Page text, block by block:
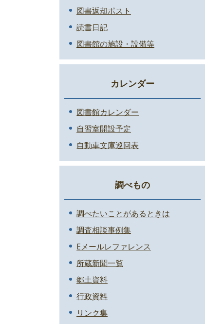
図書返却ポスト
読書日記
図書館の施設・設備等
カレンダー
図書館カレンダー
自習室開設予定
自動車文庫巡回表
調べもの
調べたいことがあるときは
調査相談事例集
Eメールレファレンス
所蔵新聞一覧
郷土資料
行政資料
リンク集